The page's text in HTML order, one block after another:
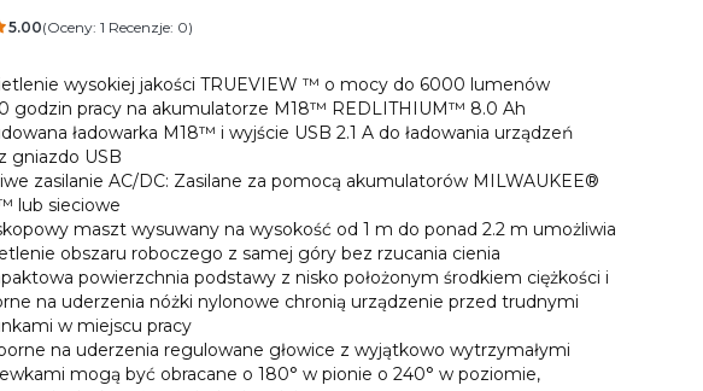
5.00(Oceny: 1 Recenzje: 0)
wysokiej jakości TRUEVIEW ™ o mocy do 6000 lumenów
godzin pracy na akumulatorze M18™ REDLITHIUM™ 8.0 Ah
ładowarka M18™ i wyjście USB 2.1 A do ładowania urządzeń
gniazdo USB
zasilanie AC/DC: Zasilane za pomocą akumulatorów MILWAUKEE®
lub sieciowe
maszt wysuwany na wysokość od 1 m do ponad 2.2 m umożliwia
obszaru roboczego z samej góry bez rzucania cienia
powierzchnia podstawy z nisko położonym środkiem ciężkości i
na uderzenia nóżki nylonowe chronią urządzenie przed trudnymi
w miejscu pracy
na uderzenia regulowane głowice z wyjątkowo wytrzymałymi
mogą być obracane o 180° w pionie o 240° w poziomie,